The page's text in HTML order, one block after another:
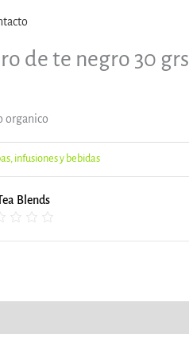
de te negro 30 grs
organico
infusiones y bebidas
Blends